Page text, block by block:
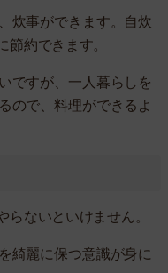
炊事ができます。自炊
節約できます。
ですが、一人暮らしを
ので、料理ができるよ
らないといけません。
綺麗に保つ意識が身に